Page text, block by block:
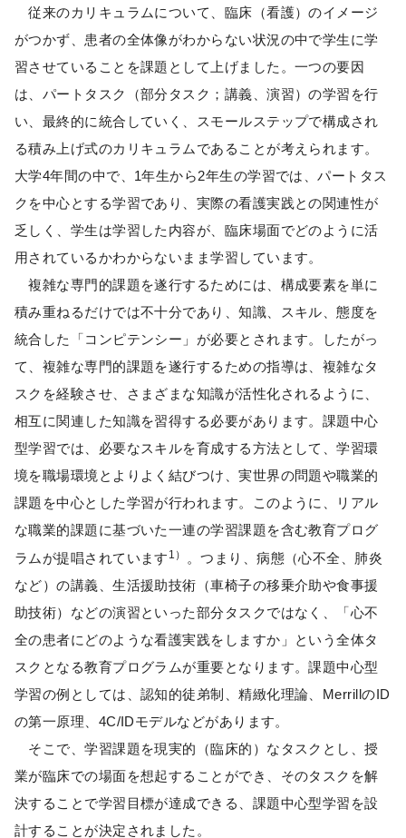
従来のカリキュラムについて、臨床（看護）のイメージ
がつかず、患者の全体像がわからない状況の中で学生に学
習させていることを課題として上げました。一つの要因
は、パートタスク（部分タスク；講義、演習）の学習を行
い、最終的に統合していく、スモールステップで構成され
る積み上げ式のカリキュラムであることが考えられます。
大学4年間の中で、1年生から2年生の学習では、パートタス
クを中心とする学習であり、実際の看護実践との関連性が
乏しく、学生は学習した内容が、臨床場面でどのように活
用されているかわからないまま学習しています。
複雑な専門的課題を遂行するためには、構成要素を単に
積み重ねるだけでは不十分であり、知識、スキル、態度を
統合した「コンピテンシー」が必要とされます。したがっ
て、複雑な専門的課題を遂行するための指導は、複雑なタ
スクを経験させ、さまざまな知識が活性化されるように、
相互に関連した知識を習得する必要があります。課題中心
型学習では、必要なスキルを育成する方法として、学習環
境を職場環境とよりよく結びつけ、実世界の問題や職業的
課題を中心とした学習が行われます。このように、リアル
な職業的課題に基づいた一連の学習課題を含む教育プログ
ラムが提唱されています 1）
。つまり、病態（心不全、肺炎
など）の講義、生活援助技術（車椅子の移乗介助や食事援
助技術）などの演習といった部分タスクではなく、「心不
全の患者にどのような看護実践をしますか」という全体タ
スクとなる教育プログラムが重要となります。課題中心型
学習の例としては、認知的徒弟制、精緻化理論、MerrillのID
の第一原理、4C/IDモデルなどがあります。
そこで、学習課題を現実的（臨床的）なタスクとし、授
業が臨床での場面を想起することができ、そのタスクを解
決することで学習目標が達成できる、課題中心型学習を設
計することが決定されました。